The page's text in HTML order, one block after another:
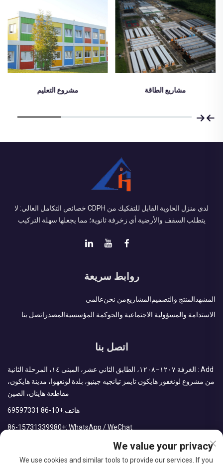
مشروع التعليم مشروع طبي
لدى منزل الحاوية القابل للتفكيك من CDPH خصائص التكامل العالي: لا
يتطلب السقف والأرضية أي زخرفة ثانوية؛ مما يجعلها سهلة التركيب
روابط سريعة
المشهدالمنتج والتصميمالمشاريعمن نحنعالمي
الاستدامة والمسؤولية الاجتماعية والحوكمة المؤسسيةالمصدر اتصل بنا
اتصل بنا
Add : الغرفة ١٢٠٧–١٢٠٨، الطابق الثاني عشر، المبنى ١٤، المرحلة الثانية
من مشروع لونغفور هايكون تايمز تيانجيه جينيو، بلدة لونغهوا، مدينة هايكون،
مقاطعة هاينان، الصين
هاتف:+86-10 69597331
WhatsApp / WeChat :
+86-15731339980
البريد الإلكتروني:We value your privacy
We use cookies and similar tools to provide our services. If you